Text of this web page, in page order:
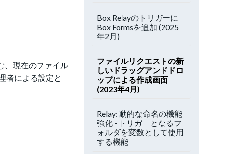
、現在のファイル
者による設定と
Box Relayのトリガーに
Box Formsを追加 (2025
年2月)
ファイルリクエストの新
しいドラッグアンドドロ
ップによる作成画面
(2023年4月)
Relay: 動的な命名の機能
強化 - トリガーとなるフ
ォルダを変数として使用
する機能